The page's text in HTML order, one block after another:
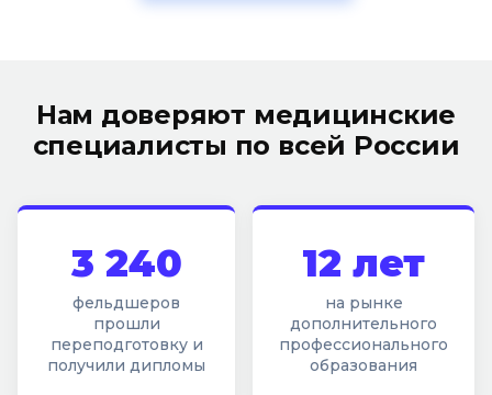
Нам доверяют медицинские
специалисты по всей России
3 240
фельдшеров
прошли
переподготовку и
получили дипломы
12 лет
на рынке
дополнительного
профессионального
образования